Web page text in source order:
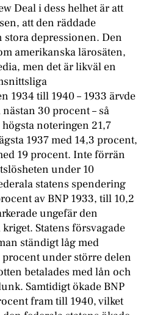
Deal i dess helhet är att
att den räddade
depressionen. Den
amerikanska lärosäten,
men det är likväl en
1934 till 1940 – 1933 ärvde
30 procent – så
noteringen 21,7
1937 med 14,3 procent,
19 procent. Inte förrän
under 10
statens spendering
av BNP 1933, till 10,2
ungefär den
Statens försvagade
ständigt låg med
under större delen
betalades med lån och
Samtidigt ökade BNP
fram till 1940, vilket